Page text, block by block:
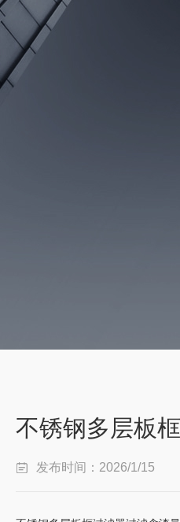
不锈钢多层板
发布时间：2026/1/15